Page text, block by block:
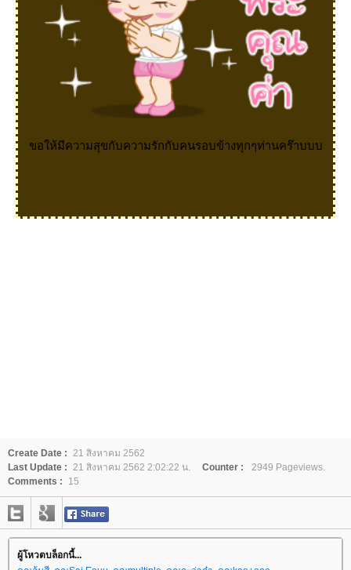
ขอให้มีความสุขกับความรักกับคนรอบข้างทุกๆท่านคร๊าบบบ
Create Date : 21 สิงหาคม 2562
Last Update : 21 สิงหาคม 2562 2:02:22 น. Counter :
2949 Pageviews.
Comments :
15
ผู้โหวตบล็อกนี้...